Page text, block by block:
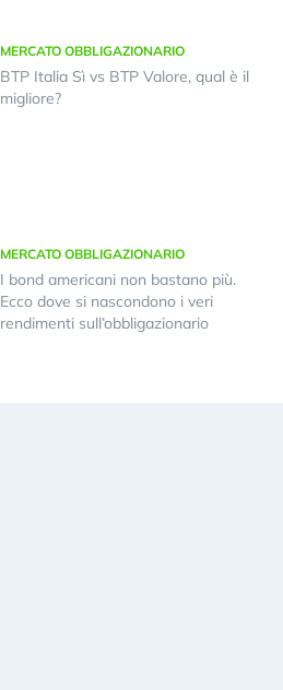
MERCATO OBBLIGAZIONARIO
BTP Italia Sì vs BTP Valore, qual è il
migliore?
MERCATO OBBLIGAZIONARIO
I bond americani non bastano più.
Ecco dove si nascondono i veri
rendimenti sull’obbligazionario